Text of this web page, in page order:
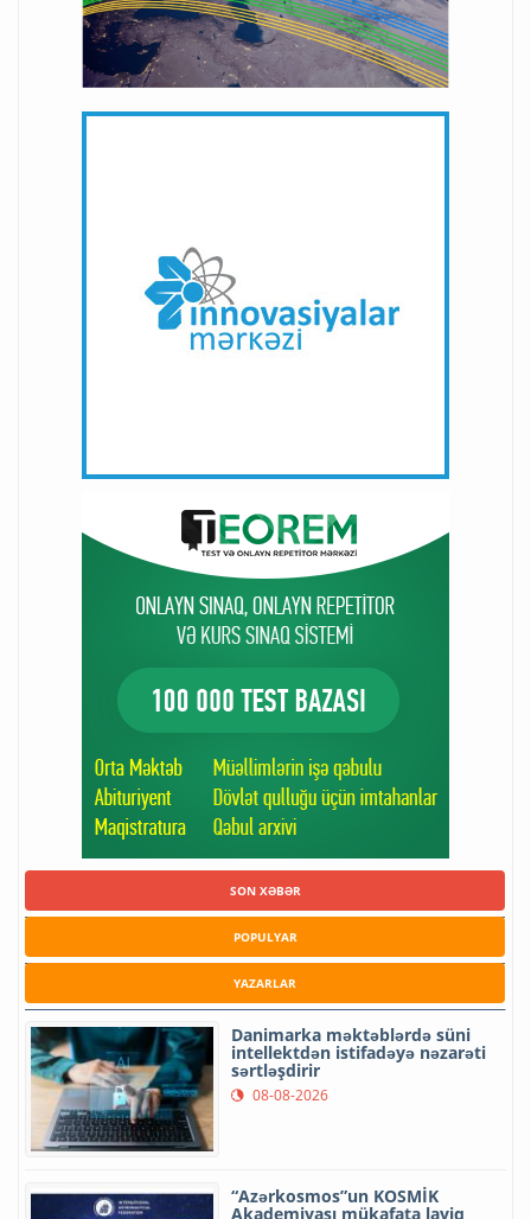
SON XƏBƏR
POPULYAR
YAZARLAR
Danimarka məktəblərdə süni
intellektdən istifadəyə nəzarəti
sərtləşdirir
08-08-2026
“Azərkosmos”un KOSMİK
Akademiyası mükafata layiq